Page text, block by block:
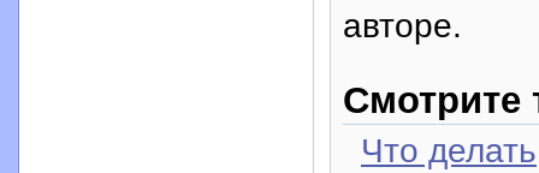
авторе.
Смотрите
Что